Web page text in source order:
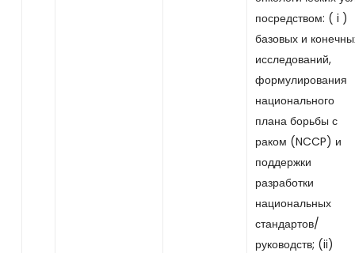
посредством: ( i )
базовых и
исследований,
формулирования
национального
плана борьбы с
раком (NCCP) и
поддержки
разработки
национальных
стандартов/
руководств; (ii)